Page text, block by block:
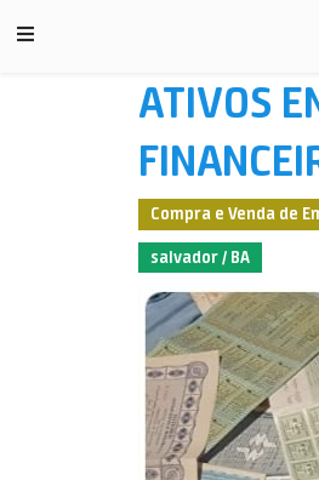
ATIVOS
Compra e Venda de
salvador / BA